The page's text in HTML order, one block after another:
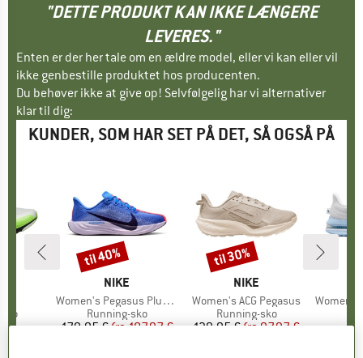
"DETTE PRODUKT KAN IKKE LÆNGERE
LEVERES."
Enten er der her tale om en ældre model, eller vi kan eller vil
ikke genbestille produktet hos producenten.
Du behøver ikke at give op! Selvfølgelig har vi alternativer
klar til dig:
KUNDER, SOM HAR SET PÅ DET, SÅ OGSÅ PÅ
€
MÆRKE
NIKE
Artikel
Women's Pegasus Plus Road Running Shoes
Produktgruppe
Running-sko
Pris
179,95 € Nedsat pris
fra107,97 €
Rabat
til 40%
MÆRKE
NIKE
Artikel
Women's ACG Pegasus
Produktgruppe
Running-sko
Pris
139,95 € Nedsat pris
fra97,97 €
Rabat
til 30%
Artikel
Women's